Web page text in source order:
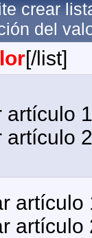
crear
del
[/list]
artículo 1
artículo 2
artículo
artículo